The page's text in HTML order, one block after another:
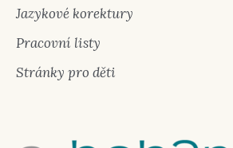
Jazykové korektury
Pracovní listy
Stránky pro děti